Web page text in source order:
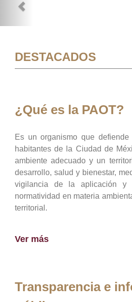
DESTACADOS
¿Qué es la PAOT?
Es un organismo que
habitantes de la Ciudad de
ambiente adecuado y un
desarrollo, salud y bienestar,
vigilancia de la aplicación y
normatividad en materia
territorial.
Ver más
Transparencia e